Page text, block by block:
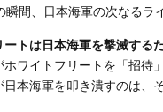
間、日本海軍の次なるラ
ートは日本海軍を撃滅する
ワイトフリートを「招待
本海軍を叩き潰すのは、